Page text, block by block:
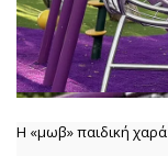
Η «μωβ» παιδική χαρά